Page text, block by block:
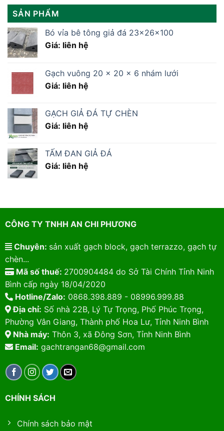
SẢN PHẨM
Bó vỉa bê tông giả đá 23x26x100
Giá: liên hệ
Gạch vuông 20 x 20 x 6 nhám lưới
Giá: liên hệ
GẠCH GIẢ ĐÁ TỰ CHÈN
Giá: liên hệ
TẤM ĐAN GIẢ ĐÁ
Giá: liên hệ
CÔNG TY TNHH AN CHI PHƯƠNG
Chuyên: sản xuất gạch block, gạch terrazzo, gạch tự
chèn...
Mã số thuế: 2700904484 do Sở Tài Chính Tỉnh Ninh
Bình cấp ngày 18/04/2020
Hotline/Zalo: 0868.398.889 - 08996.999.88
Địa chỉ: Số nhà 22B, Lý Tự Trọng, Phố Phúc Trọng,
Phường Vân Giang, Thành phố Hoa Lư, Tỉnh Ninh Bình
Nhà máy: Thôn 3, xã Đông Sơn, Tỉnh Ninh Bình
Email: gachtrangan68@gmail.com
CHÍNH SÁCH
Chính sách bảo mật